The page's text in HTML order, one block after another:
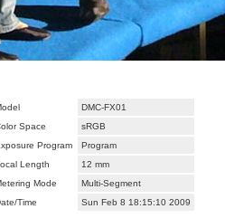
DMC-FX01
Space
sRGB
Program
Program
Length
12 mm
Mode
Multi-Segment
Time Sun Feb 8 18:15:10 2009